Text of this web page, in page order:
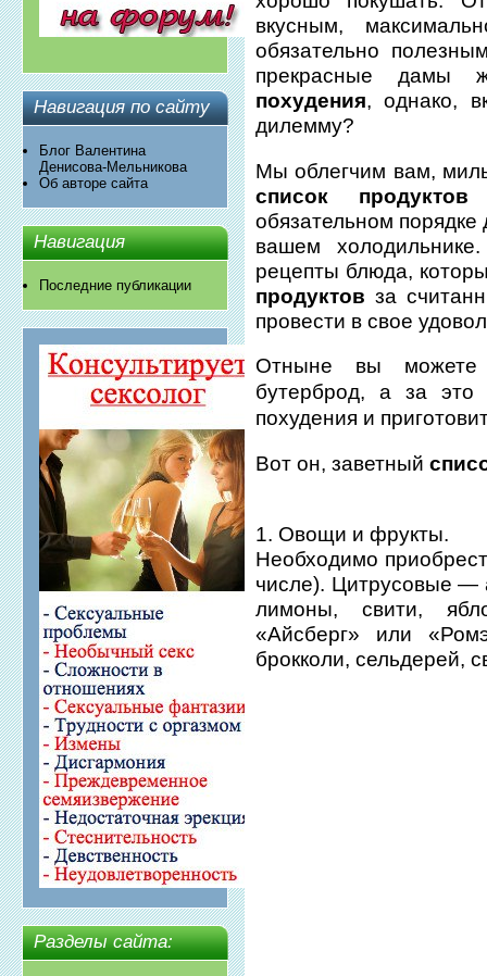
Навигация по сайту
Блог Валентина
Денисова-Мельникова
Об авторе сайта
Навигация
Последние публикации
Разделы сайта:
вкусным,
обязательно
прекрасные дамы
похудения, однако,
дилемму?
Мы облегчим вам,
список
обязательном
вашем
рецепты блюда,
продуктов за
провести в свое
Отныне вы можете
бутерброд, а за
похудения и
Вот он, заветный
1. Овощи и фрукты.
Необходимо
числе). Цитрусовые —
лимоны, свити,
«Айсберг» или
брокколи, сельдерей,